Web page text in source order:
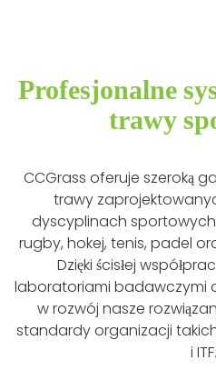
Profesjonalne
trawy
CCGrass oferuje szeroką
trawy
dyscyplinach
rugby, hokej, tenis, padel
Dzięki ścisłej
laboratoriami badawczymi
w rozwój nasze
standardy organizacji takich
i ITF.